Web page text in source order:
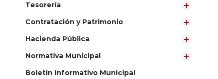
Tesorería
Contratación y Patrimonio
Hacienda Pública
Normativa Municipal
Boletín Informativo Municipal